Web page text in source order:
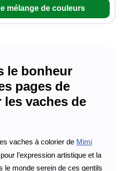
mélange de couleurs
le bonheur
pages de
vaches de
vaches à colorier de Mimi
l’expression artistique et la
le monde serein de ces gentils